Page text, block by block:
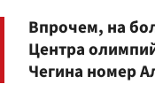
Впрочем, на
Центра
Чегина номер